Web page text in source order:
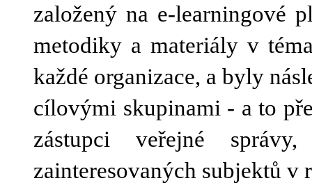
založený na e-learningové
metodiky a materiály v
každé organizace, a byly
cílovými skupinami - a to
zástupci veřejné
zainteresovaných subjektů v